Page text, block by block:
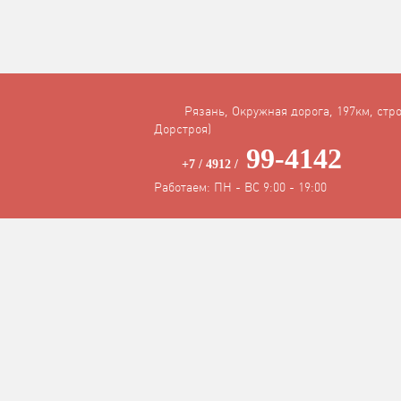
Рязань, Окружная дорога, 197км,
Дорстроя)
+7 / 4912 / 99-4142
Работаем: ПН - ВС 9:00 - 19:00